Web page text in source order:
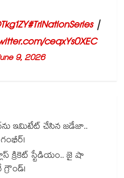
#TriNationSeries|
ceqxYs0XEC
9, 2026
ఇమిటేట్ చేసిన జడేజా..
క్రికెట్ స్టేడియం.. జై షా